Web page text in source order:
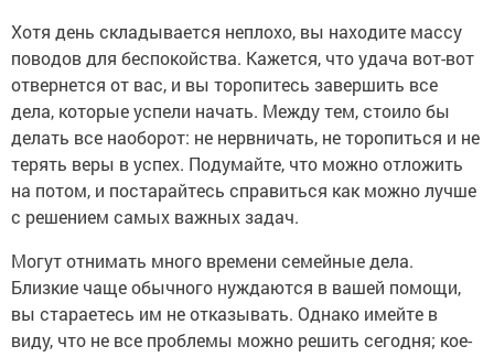
Хотя день складывается неплохо, вы находите массу
поводов для беспокойства. Кажется, что удача вот-вот
отвернется от вас, и вы торопитесь завершить все
дела, которые успели начать. Между тем, стоило бы
делать все наоборот: не нервничать, не торопиться и не
терять веры в успех. Подумайте, что можно отложить
на потом, и постарайтесь справиться как можно лучше
с решением самых важных задач.
Могут отнимать много времени семейные дела.
Близкие чаще обычного нуждаются в вашей помощи,
вы стараетесь им не отказывать. Однако имейте в
виду, что не все проблемы можно решить сегодня; кое-